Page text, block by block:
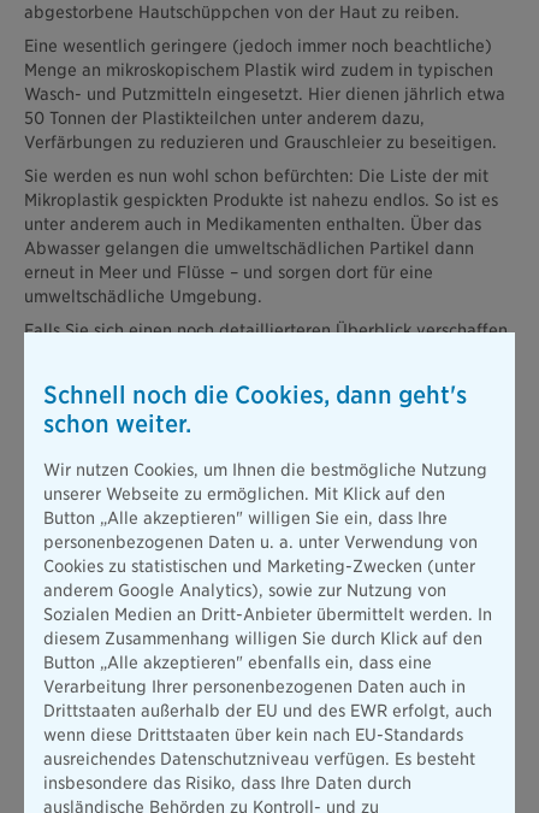
abgestorbene Hautschüppchen von der Haut zu reiben.
Eine wesentlich geringere (jedoch immer noch beachtliche)
Menge an mikroskopischem Plastik wird zudem in typischen
Wasch- und Putzmitteln eingesetzt. Hier dienen jährlich etwa
50 Tonnen der Plastikteilchen unter anderem dazu,
Verfärbungen zu reduzieren und Grauschleier zu beseitigen.
Sie werden es nun wohl schon befürchten: Die Liste der mit
Mikroplastik gespickten Produkte ist nahezu endlos. So ist es
unter anderem auch in Medikamenten enthalten. Über das
Abwasser gelangen die umweltschädlichen Partikel dann
erneut in Meer und Flüsse – und sorgen dort für eine
umweltschädliche Umgebung.
Falls Sie sich einen noch detaillierteren Überblick verschaffen
Auskunft, in welchen Kosmetikprodukten sich Mikroplastik und
andere Kunststoffe verstecken.
Wie sich Mikroplastik sonst noch mit einfachen
Maßnahmen eindämmen lässt, erfahren Sie übrigens auch bei
uns:
Wie kann ich Mikroplastik vermeiden?
Die gute Nachricht: Schon kleine Veränderungen im Alltag
können Ihren Mikroplastik-Fußabdruck enorm verringern. Wir
zeigen, welche das sind!
Mikroplastik-vermeiden-Tipp #1: Weniger ist mehr!
Zwar sorgt die Mülltrennung in den meisten Fällen für eine
korrekte Entsorgung des Plastiks. Ein Teil des Plastikmülls
Schnell noch die Cookies, dann geht's
schon weiter.
Wir nutzen Cookies, um Ihnen die bestmögliche Nutzung
unserer Webseite zu ermöglichen. Mit Klick auf den
Button „Alle akzeptieren" willigen Sie ein, dass Ihre
personenbezogenen Daten u. a. unter Verwendung von
Cookies zu statistischen und Marketing-Zwecken (unter
anderem Google Analytics), sowie zur Nutzung von
Sozialen Medien an Dritt-Anbieter übermittelt werden. In
diesem Zusammenhang willigen Sie durch Klick auf den
Button „Alle akzeptieren" ebenfalls ein, dass eine
Verarbeitung Ihrer personenbezogenen Daten auch in
Drittstaaten außerhalb der EU und des EWR erfolgt, auch
wenn diese Drittstaaten über kein nach EU-Standards
ausreichendes Datenschutzniveau verfügen. Es besteht
insbesondere das Risiko, dass Ihre Daten durch
ausländische Behörden zu Kontroll- und zu